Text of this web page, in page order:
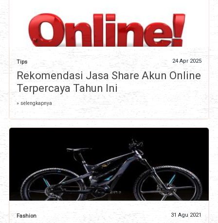
Tips 24 Apr 2025
Rekomendasi Jasa Share Akun Online
Terpercaya Tahun Ini
» selengkapnya
Fashion 31 Agu 2021